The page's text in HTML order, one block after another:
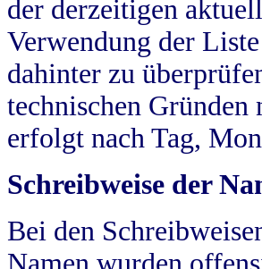
der derzeitigen
Verwendung der
dahinter zu
technischen
erfolgt nach Tag,
Schreibweise der
Bei den